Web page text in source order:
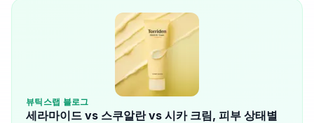
뷰틱스랩 블로그
세라마이드 vs 스쿠알란 vs 시카 크림, 피부 상태별